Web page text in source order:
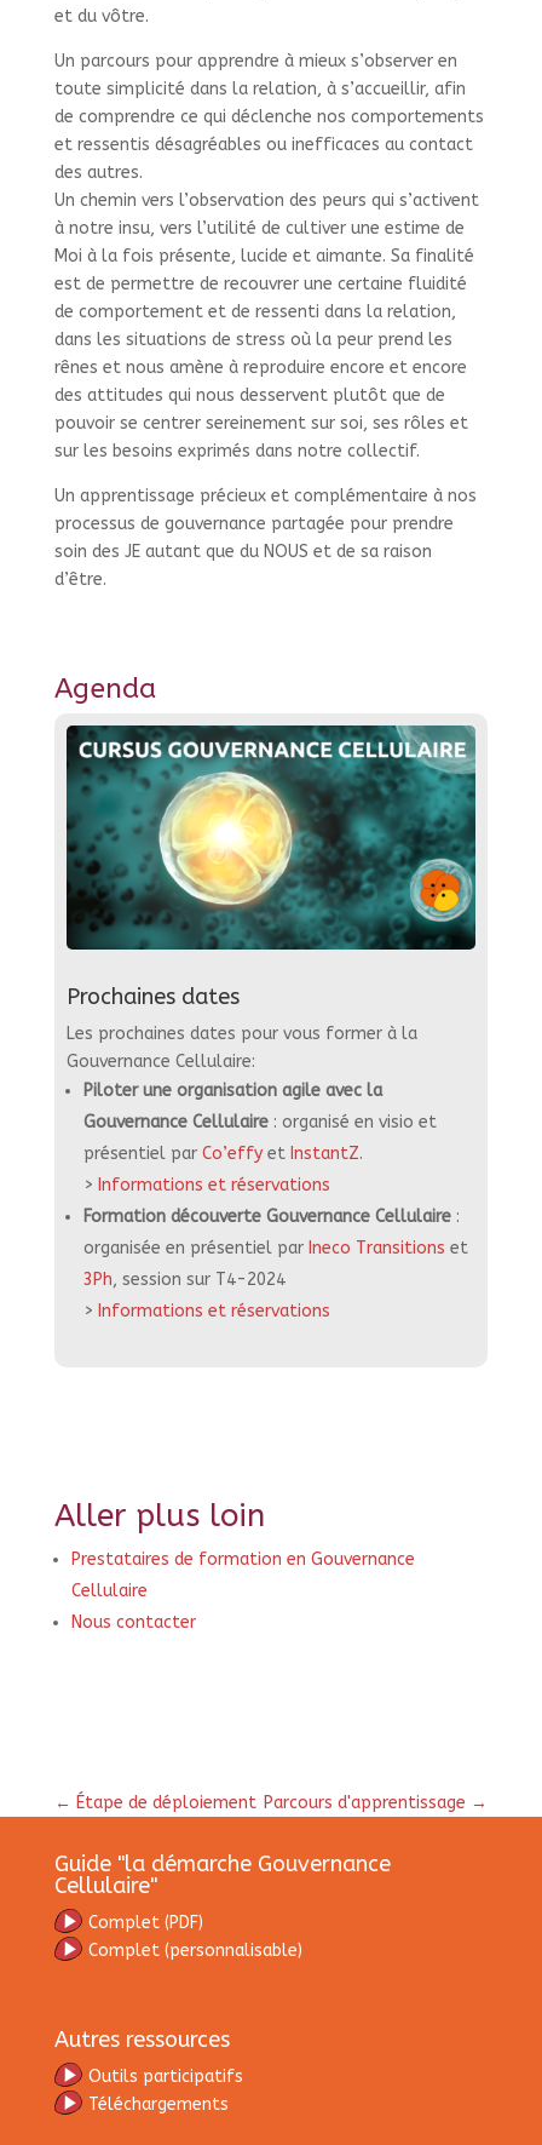
et du vôtre.
Un parcours pour apprendre à mieux s’observer en
toute simplicité dans la relation, à s’accueillir, afin
de comprendre ce qui déclenche nos comportements
et ressentis désagréables ou inefficaces au contact
des autres.
Un chemin vers l’observation des peurs qui s’activent
à notre insu, vers l’utilité de cultiver une estime de
Moi à la fois présente, lucide et aimante. Sa finalité
est de permettre de recouvrer une certaine fluidité
de comportement et de ressenti dans la relation,
dans les situations de stress où la peur prend les
rênes et nous amène à reproduire encore et encore
des attitudes qui nous desservent plutôt que de
pouvoir se centrer sereinement sur soi, ses rôles et
sur les besoins exprimés dans notre collectif.
Un apprentissage précieux et complémentaire à nos
processus de gouvernance partagée pour prendre
soin des JE autant que du NOUS et de sa raison
d’être.
Agenda
Prochaines dates
Les prochaines dates pour vous former à la
Gouvernance Cellulaire:
Piloter une organisation agile avec la
Gouvernance Cellulaire: organisé en visio et
présentiel par Co’effyet InstantZ.
> Informations et réservations
Formation découverte Gouvernance Cellulaire:
organisée en présentiel par Ineco Transitions et
3Ph, session sur T4-2024
> Informations et réservations
Aller plus loin
Prestataires de formation en Gouvernance
Cellulaire
Nous contacter
← Étape de déploiement Parcours d'apprentissage →
Guide "la démarche Gouvernance
Cellulaire"
Complet (PDF)
Complet(personnalisable)
Autres ressources
Outils participatifs
Téléchargements